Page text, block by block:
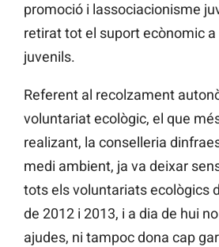
promoció i lassociacionisme
retirat tot el suport ecònomic
juvenils.
Referent al recolzament
voluntariat ecològic, el que
realizant, la conselleria
medi ambient, ja va deixar
tots els voluntariats ecològics
de 2012 i 2013, i a dia de hui
ajudes, ni tampoc dona cap